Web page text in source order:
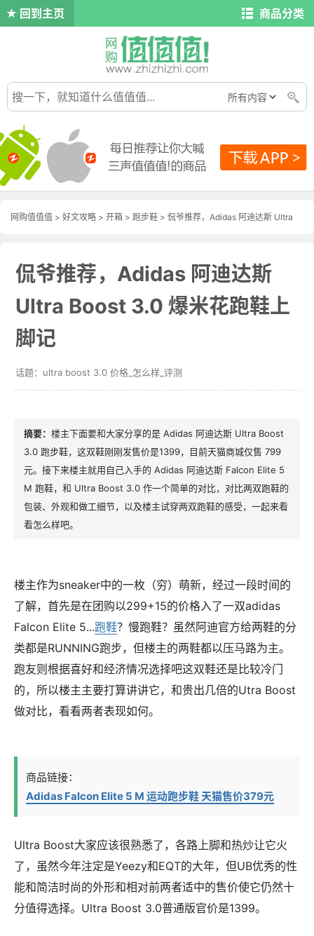
回到主页 商品分类
网购值值值 > 好文攻略 > 开箱 > 跑步鞋 > 侃爷推荐，Adidas 阿迪达斯 Ultra
侃爷推荐，Adidas 阿迪达斯
Ultra Boost 3.0 爆米花跑鞋上
脚记
ultra boost 3.0 价格_怎么样_评测
楼主下面要和大家分享的是 Adidas 阿迪达斯 Ultra Boost
3.0 跑步鞋，这双鞋刚刚发售价是1399，目前天猫商城仅售 799
元。接下来楼主就用自己入手的 Adidas 阿迪达斯 Falcon Elite 5
M 跑鞋，和 Ultra Boost 3.0 作一个简单的对比，对比两双跑鞋的
包装、外观和做工细节，以及楼主试穿两双跑鞋的感受，一起来看
看怎么样吧。
楼主作为sneaker中的一枚（穷）萌新，经过一段时间的
了解，首先是在团购以299+15的价格入了一双adidas
Falcon Elite 5...跑鞋？慢跑鞋？虽然阿迪官方给两鞋的分
类都是RUNNING跑步，但楼主的两鞋都以压马路为主。
跑友则根据喜好和经济情况选择吧这双鞋还是比较冷门
的，所以楼主主要打算讲讲它，和贵出几倍的Utra Boost
做对比，看看两者表现如何。
商品链接：
Adidas Falcon Elite 5 M 运动跑步鞋 天猫售价379元
Ultra Boost大家应该很熟悉了，各路上脚和热炒让它火
了，虽然今年注定是Yeezy和EQT的大年，但UB优秀的性
能和简洁时尚的外形和相对前两者适中的售价使它仍然十
分值得选择。Ultra Boost 3.0普通版官价是1399。